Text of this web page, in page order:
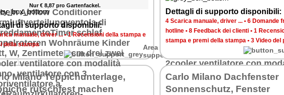
Nur € 8,87 pro Gartenfackel.
di supporto disponibili:
manuale, driver ...•1 Recensioni della stampa e
della stampa
Area di
supporto
Dettagli di supporto disponibili:
4 Scarica manuale, driver ... • 6 Domande
hotline • 8 Feedback dei clienti • 1
stampa e premi della stampa • 3 Video del
Milano Teppichunterlage,
rutschfest machen
Carlo Milano Dachfenster
Sonnenschutz, Fenster